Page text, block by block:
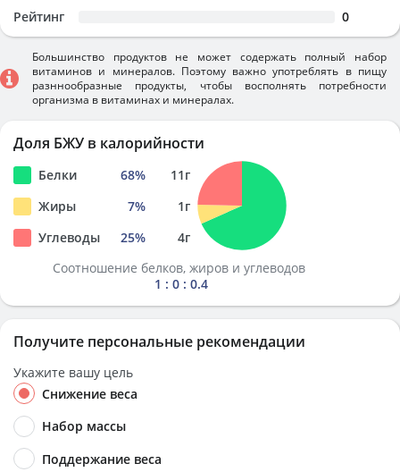
Рейтинг 0
Большинство продуктов не может содержать полный набор
витаминов и минералов. Поэтому важно употреблять в пищу
разннообразные продукты, чтобы восполнять потребности
организма в витаминах и минералах.
Доля БЖУ в калорийности
Белки 68% 11г
Жиры
7% 1г
Углеводы
25% 4г
Соотношение белков, жиров и углеводов
1 : 0 : 0.4
Получите персональные рекомендации
Укажите вашу цель
Снижение веса
Набор массы
Поддержание веса